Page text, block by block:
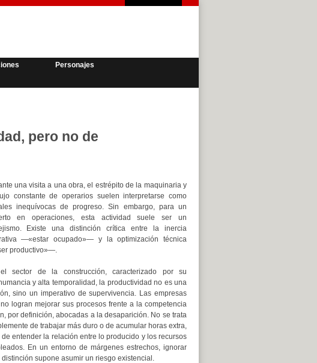
Personajes
pero no de
una visita a una obra, el estrépito de la maquinaria y
constante de operarios suelen interpretarse como
inequívocas de progreso. Sin embargo, para un
en operaciones, esta actividad suele ser un
Existe una distinción crítica entre la inercia
—«estar ocupado»— y la optimización técnica
productivo»—.
sector de la construcción, caracterizado por su
y alta temporalidad, la productividad no es una
sino un imperativo de supervivencia. Las empresas
logran mejorar sus procesos frente a la competencia
por definición, abocadas a la desaparición. No se trata
de trabajar más duro o de acumular horas extra,
de entender la relación entre lo producido y los recursos
En un entorno de márgenes estrechos, ignorar
distinción supone asumir un riesgo existencial.